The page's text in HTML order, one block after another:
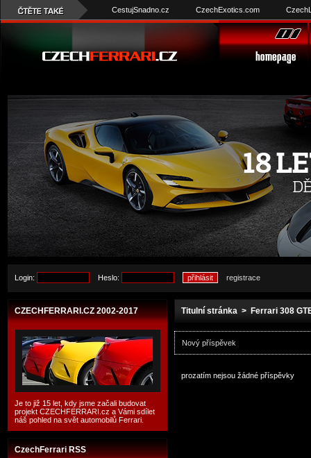
CestujSnadno.cz CzechExotics.com
Login: Heslo: registrace
CZECHFERRARI.CZ 2002-2017
Je to již 15 let, kdy jsme začali budovat
projekt CZECHFERRARI.cz a Vámi sdílet
náš pohled na svět automobilů Ferrari.
CzechFerrari RSS
Titulní stránka > Ferrari 308
Nový příspěvek
prozatím nejsou žádné příspěvky